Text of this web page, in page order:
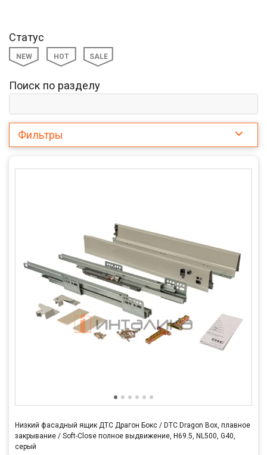
Статус
NEW HOT SALE
Поиск по разделу
Фильтры
Низкий фасадный ящик ДТС Драгон Бокс / DTC Dragon Box, плавное
закрывание / Soft-Close полное выдвижение, H69.5, NL500, G40,
серый